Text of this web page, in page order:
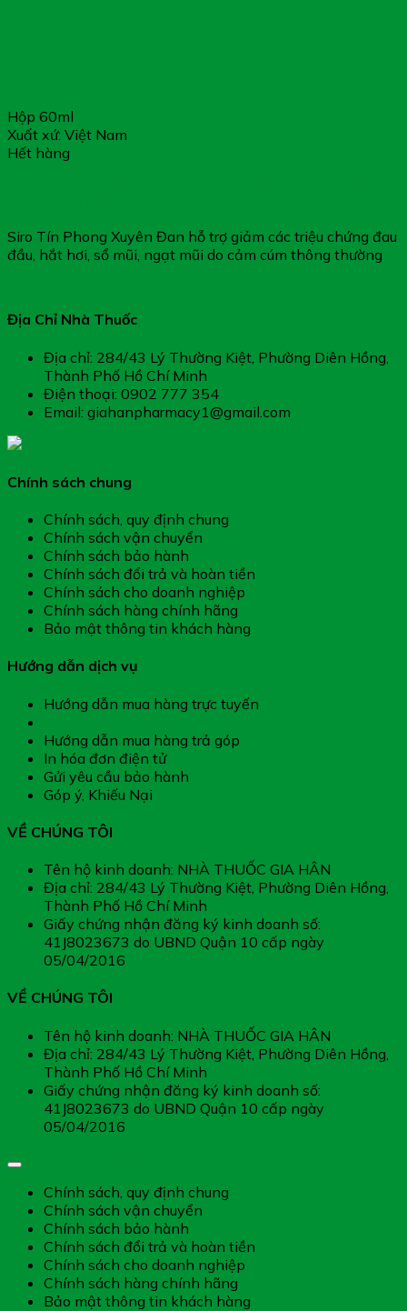
Hộp 60ml
Xuất xứ: Việt Nam
Hết hàng
Siro Tín Phong Xuyên Đan hỗ trợ giảm các triệu chứng đau
đầu, hắt hơi, sổ mũi, ngạt mũi do cảm cúm thông thường
Địa Chỉ Nhà Thuốc
Địa chỉ: 284/43 Lý Thường Kiệt, Phường Diên Hồng,
Thành Phố Hồ Chí Minh
Điện thoại: 0902 777 354
Email: giahanpharmacy1@gmail.com
Chính sách chung
Chính sách, quy định chung
Chính sách vận chuyển
Chính sách bảo hành
Chính sách đổi trả và hoàn tiền
Chính sách cho doanh nghiệp
Chính sách hàng chính hãng
Bảo mật thông tin khách hàng
Hướng dẫn dịch vụ
Hướng dẫn mua hàng trực tuyến
Hướng dẫn mua hàng trả góp
In hóa đơn điện tử
Gửi yêu cầu bảo hành
Góp ý, Khiếu Nại
VỀ CHÚNG TÔI
Tên hộ kinh doanh: NHÀ THUỐC GIA HÂN
Địa chỉ: 284/43 Lý Thường Kiệt, Phường Diên Hồng,
Thành Phố Hồ Chí Minh
Giấy chứng nhận đăng ký kinh doanh số:
41J8023673 do UBND Quận 10 cấp ngày
05/04/2016
VỀ CHÚNG TÔI
Tên hộ kinh doanh: NHÀ THUỐC GIA HÂN
Địa chỉ: 284/43 Lý Thường Kiệt, Phường Diên Hồng,
Thành Phố Hồ Chí Minh
Giấy chứng nhận đăng ký kinh doanh số:
41J8023673 do UBND Quận 10 cấp ngày
05/04/2016
Chính sách, quy định chung
Chính sách vận chuyển
Chính sách bảo hành
Chính sách đổi trả và hoàn tiền
Chính sách cho doanh nghiệp
Chính sách hàng chính hãng
Bảo mật thông tin khách hàng